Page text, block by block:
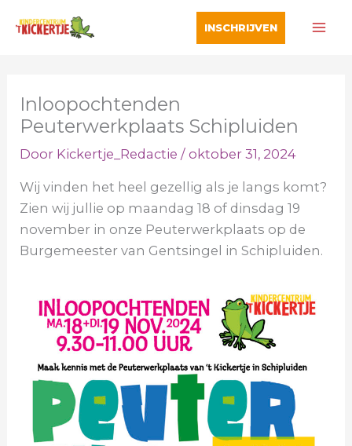
naar
INSCHRIJVEN
Inloopochtenden
Peuterwerkplaats Schipluiden
Door Kickertje_Redactie/oktober 31, 2024
Wij vinden het heel gezellig als je langs komt?
Zien wij jullie op maandag 18 of dinsdag 19
november in onze Peuterwerkplaats op de
Burgemeester van Gentsingel in Schipluiden.